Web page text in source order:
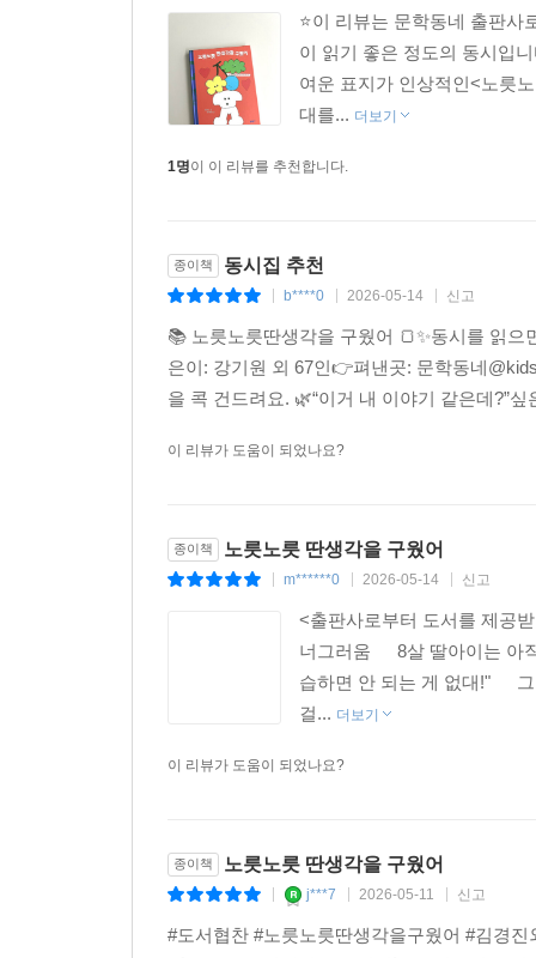
⭐️이 리뷰는 문학동네 출판
이 읽기 좋은 정도의 동시입
여운 표지가 인상적인<노릇
대를... 더보기
1명이 이 리뷰를 추천합니다.
종이책 동시집 추천
b****0 2026-05-14 신고
📚 노릇노릇딴생각을 구웠어 🍞✨동시를 읽
은이: 강기원 외 67인👉펴낸곳: 문학동네
을 콕 건드려요. 🌿“이거 내 이야기 같은데?”
이 리뷰가 도움이 되었나요?
종이책 노릇노릇 딴생각을 구웠어
m******0 2026-05-14 신고
<출판사로부터 도서를 제공
너그러움⠀⠀8살 딸아이는 아
습하면 안 되는 게 없대!"⠀⠀
걸... 더보기
이 리뷰가 도움이 되었나요?
종이책 노릇노릇 딴생각을 구웠어
j***7 2026-05-11 신고
#도서협찬 #노릇노릇딴생각을구웠어 #김경